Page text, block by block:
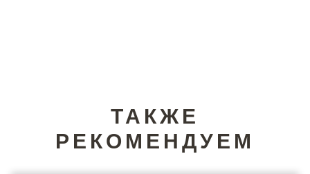
ТАКЖЕ
РЕКОМЕНДУЕМ